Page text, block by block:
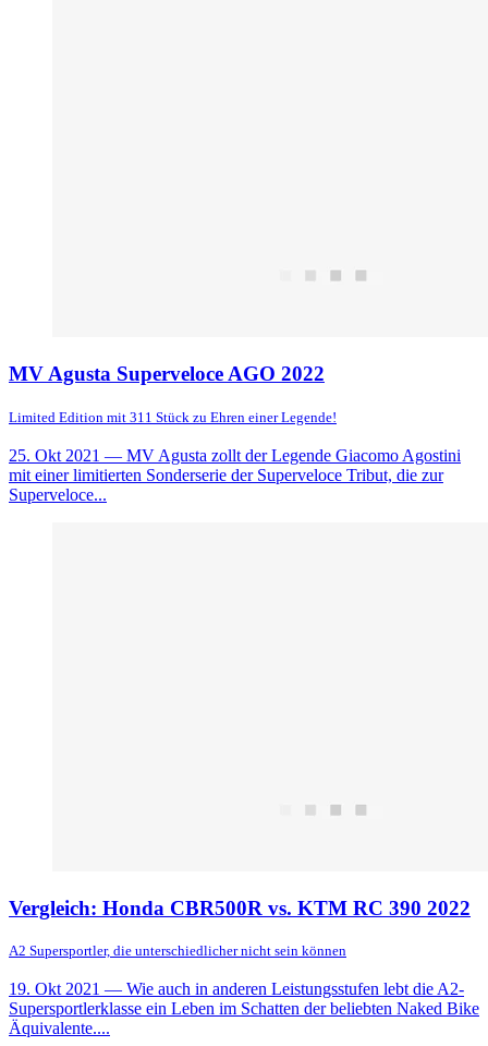
MV Agusta Superveloce AGO 2022
Limited Edition mit 311 Stück zu Ehren einer Legende!
25. Okt 2021 — MV Agusta zollt der Legende Giacomo Agostini
mit einer limitierten Sonderserie der Superveloce Tribut, die zur
Superveloce...
Vergleich: Honda CBR500R vs. KTM RC 390 2022
A2 Supersportler, die unterschiedlicher nicht sein können
19. Okt 2021 — Wie auch in anderen Leistungsstufen lebt die A2-
Supersportlerklasse ein Leben im Schatten der beliebten Naked Bike
Äquivalente....